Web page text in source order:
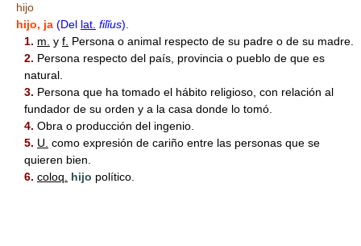
hijo
hijo, ja (Del lat. filĭus).
1. m. y f. Persona o animal respecto de su padre o de su madre.
2. Persona respecto del país, provincia o pueblo de que es
natural.
3. Persona que ha tomado el hábito religioso, con relación al
fundador de su orden y a la casa donde lo tomó.
4. Obra o producción del ingenio.
5. U. como expresión de cariño entre las personas que se
quieren bien.
6. coloq. hijo político.